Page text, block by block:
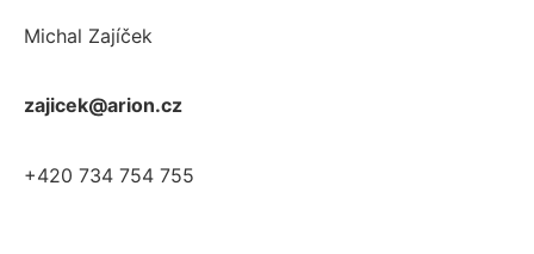
Michal Zajíček
zajicek@arion.cz
+420 734 754 755